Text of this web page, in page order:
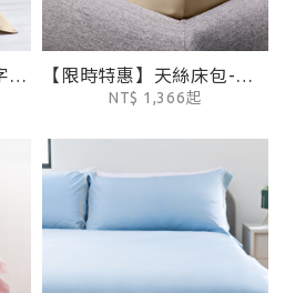
【限時特惠】天絲雙一字繡枕套2入 - 奶茶棕 【限時特惠】天絲床包-奶茶棕
NT$ 1,366起